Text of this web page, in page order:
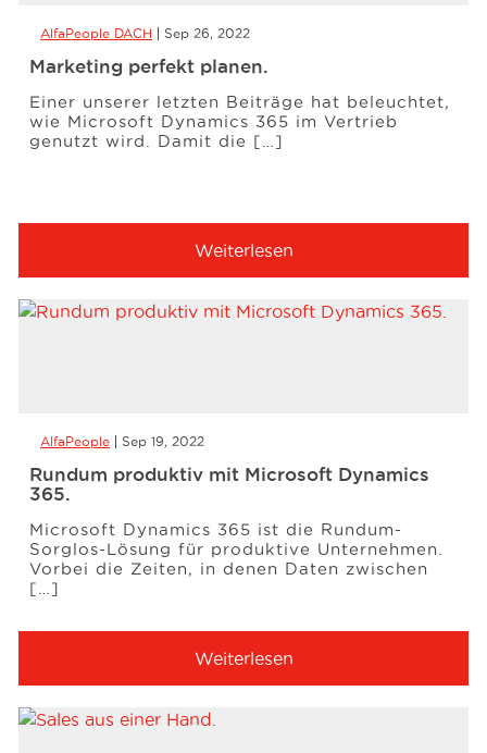
AlfaPeople DACH Sep 26, 2022
Marketing perfekt planen.
Einer unserer letzten Beiträge hat beleuchtet,
wie Microsoft Dynamics 365 im Vertrieb
genutzt wird. Damit die […]
Weiterlesen
AlfaPeople Sep 19, 2022
Rundum produktiv mit Microsoft Dynamics
365.
Microsoft Dynamics 365 ist die Rundum-
Sorglos-Lösung für produktive Unternehmen.
Vorbei die Zeiten, in denen Daten zwischen
[…]
Weiterlesen